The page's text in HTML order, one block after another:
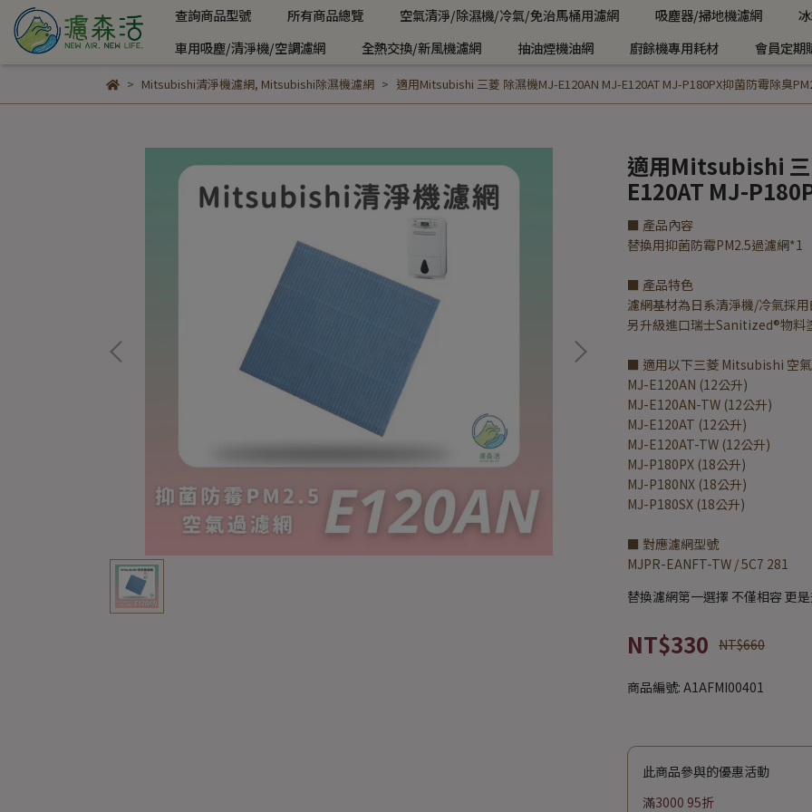
查詢商品型號 所有商品總覽 空氣清淨/除濕機/冷氣/免治馬桶用濾網 吸塵器/掃地機濾網
車用吸塵/清淨機/空調濾網
全熱交換/新風機濾網 抽油煙機油網 廚餘機專用耗材 會員定期
Mitsubishi清淨機濾網, Mitsubishi除濕機濾網 適用Mitsubishi 三菱 除濕機MJ-E120AN MJ-E120AT MJ-P180PX抑菌防霉除臭
適用Mitsubishi
E120AT MJ-
■ 產品內容
替換用抑菌防霉PM2.5過濾網*1
■ 產品特色
濾網基材為日系清淨機/冷氣採
另升級進口瑞士Sanitized®物料
■ 適用以下三菱 Mitsubishi 空
MJ-E120AN (12公升)
MJ-E120AN-TW (12公升)
MJ-E120AT (12公升)
MJ-E120AT-TW (12公升)
MJ-P180PX (18公升)
MJ-P180NX (18公升)
MJ-P180SX (18公升)
■ 對應濾網型號
MJPR-EANFT-TW / 5C7 281
替換濾網第一選擇 不僅相容 更
NT$330 NT$660
商品編號: A1AFMI00401
此商品參與的優惠活動
滿3000 95折